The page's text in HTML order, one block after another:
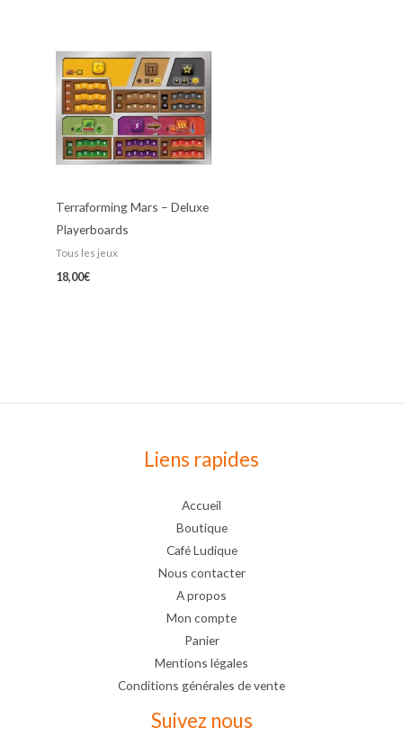
Terraforming Mars – Deluxe
Playerboards
Tous les jeux
18,00€
Liens rapides
Accueil
Boutique
Café Ludique
Nous contacter
A propos
Mon compte
Panier
Mentions légales
Conditions générales de vente
Suivez nous